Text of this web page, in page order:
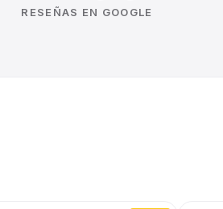
RESEÑAS EN GOOGLE